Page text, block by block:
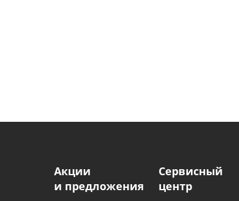
Акции
и предложения
Сервисный
центр